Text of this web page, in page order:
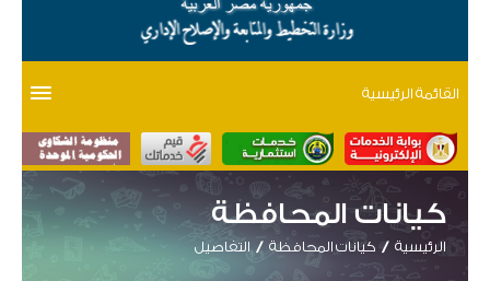
القائمة الرئيسية
كيانات المحافظة
الرئيسية كيانات المحافظة التفاصيل